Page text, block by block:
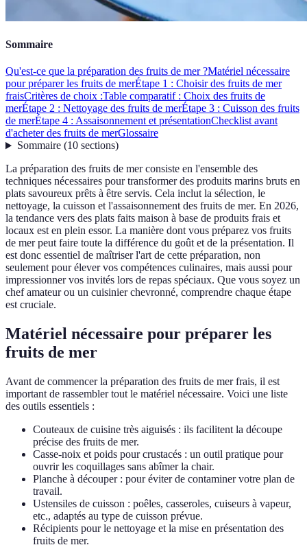
Sommaire
Qu'est-ce que la préparation des fruits de mer ?Matériel nécessaire
pour préparer les fruits de merÉtape 1 : Choisir des fruits de mer
fraisCritères de choix :Table comparatif : Choix des fruits de
merÉtape 2 : Nettoyage des fruits de merÉtape 3 : Cuisson des fruits
de merÉtape 4 : Assaisonnement et présentationChecklist avant
d'acheter des fruits de merGlossaire
Sommaire(10 sections)
La préparation des fruits de mer consiste en l'ensemble des
techniques nécessaires pour transformer des produits marins bruts en
plats savoureux prêts à être servis. Cela inclut la sélection, le
nettoyage, la cuisson et l'assaisonnement des fruits de mer. En 2026,
la tendance vers des plats faits maison à base de produits frais et
locaux est en plein essor. La manière dont vous préparez vos fruits
de mer peut faire toute la différence du goût et de la présentation. Il
est donc essentiel de maîtriser l'art de cette préparation, non
seulement pour élever vos compétences culinaires, mais aussi pour
impressionner vos invités lors de repas spéciaux. Que vous soyez un
chef amateur ou un cuisinier chevronné, comprendre chaque étape
est cruciale.
Matériel nécessaire pour préparer les
fruits de mer
Avant de commencer la préparation des fruits de mer frais, il est
important de rassembler tout le matériel nécessaire. Voici une liste
des outils essentiels :
Couteaux de cuisine très aiguisés : ils facilitent la découpe
précise des fruits de mer.
Casse-noix et poids pour crustacés : un outil pratique pour
ouvrir les coquillages sans abîmer la chair.
Planche à découper : pour éviter de contaminer votre plan de
travail.
Ustensiles de cuisson : poêles, casseroles, cuiseurs à vapeur,
etc., adaptés au type de cuisson prévue.
Récipients pour le nettoyage et la mise en présentation des
fruits de mer.